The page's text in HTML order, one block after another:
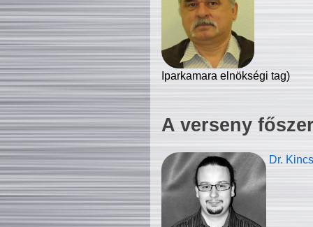
Iparkamara elnökségi tag)
A verseny
Dr.